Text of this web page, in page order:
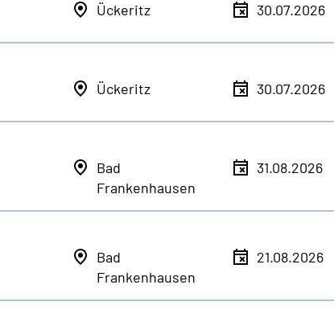
Ückeritz 30.07.2026
Ückeritz 30.07.2026
Bad
Frankenhausen
31.08.2026
Bad
Frankenhausen
21.08.2026